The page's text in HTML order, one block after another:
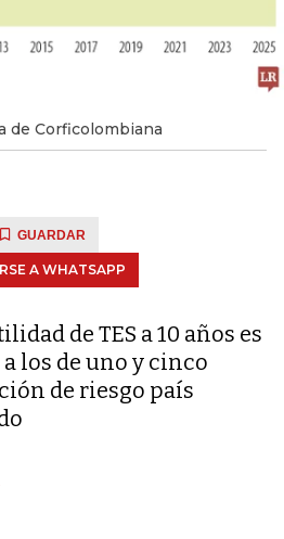
de Corficolombiana
GUARDAR
A WHATSAPP
de TES a 10 años es
los de uno y cinco
de riesgo país